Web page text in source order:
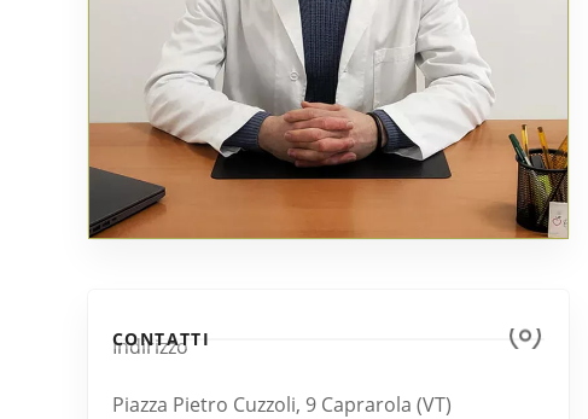
CONTATTI
Indirizzo
Piazza Pietro Cuzzoli, 9 Caprarola (VT)